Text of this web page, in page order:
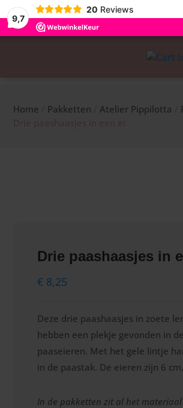
9,7
20 Reviews
Home Pakketten /Atelier Pippilotta
Drie paashaasjes in
€ 8,25
Deze drie paashaasjes in zoete
hebben een plekje gevonden in de
paaseieren. Met het gele lintje
in de paastak. De eieren zijn 6 cm.
In de pakketten zit al het